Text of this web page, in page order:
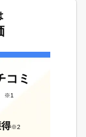
コミ
※1
※2